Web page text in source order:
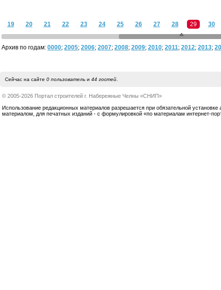
19 20 21 22 23 24 25 26 27 28 29 30
Архив по годам: 0000; 2005; 2006; 2007; 2008; 2009; 2010; 2011; 2012; 2013;
Сейчас на сайте 0 пользовательи 44 гостей.
© 2005-2026 Портал строителей г. Набережные Челны «СНИП»
Использование редакционных материалов разрешается при обязательной установке
материалом, для печатных изданий - с формулировкой «по материалам интернет-